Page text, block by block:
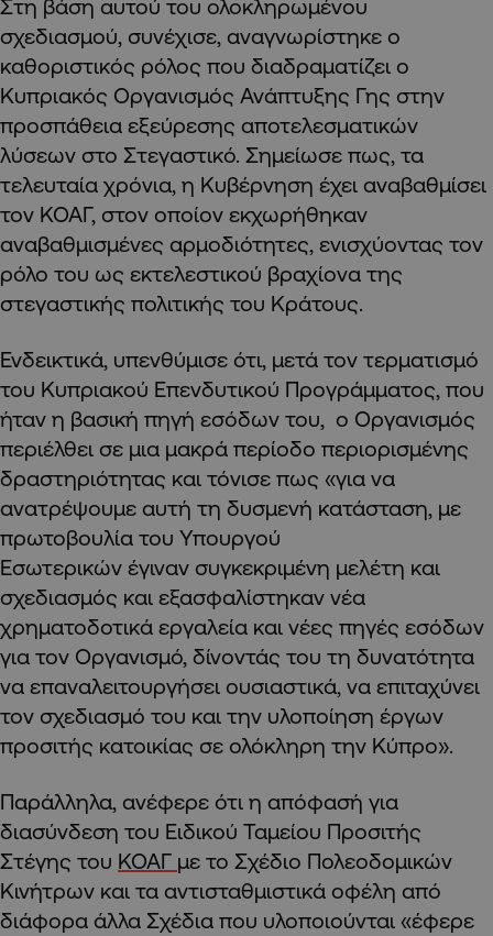
Στη βάση αυτού του ολοκληρωμένου
σχεδιασμού, συνέχισε, αναγνωρίστηκε ο
καθοριστικός ρόλος που διαδραματίζει ο
Κυπριακός Οργανισμός Ανάπτυξης Γης στην
προσπάθεια εξεύρεσης αποτελεσματικών
λύσεων στο Στεγαστικό. Σημείωσε πως, τα
τελευταία χρόνια, η Κυβέρνηση έχει αναβαθμίσει
τον ΚΟΑΓ, στον οποίον εκχωρήθηκαν
αναβαθμισμένες αρμοδιότητες, ενισχύοντας τον
ρόλο του ως εκτελεστικού βραχίονα της
στεγαστικής πολιτικής του Κράτους.
Ενδεικτικά, υπενθύμισε ότι, μετά τον τερματισμό
του Κυπριακού Επενδυτικού Προγράμματος, που
ήταν η βασική πηγή εσόδων του, ο Οργανισμός
περιέλθει σε μια μακρά περίοδο περιορισμένης
δραστηριότητας και τόνισε πως «για να
ανατρέψουμε αυτή τη δυσμενή κατάσταση, με
πρωτοβουλία του Υπουργού
Εσωτερικών έγιναν συγκεκριμένη μελέτη και
σχεδιασμός και εξασφαλίστηκαν νέα
χρηματοδοτικά εργαλεία και νέες πηγές εσόδων
για τον Οργανισμό, δίνοντάς του τη δυνατότητα
να επαναλειτουργήσει ουσιαστικά, να επιταχύνει
τον σχεδιασμό του και την υλοποίηση έργων
προσιτής κατοικίας σε ολόκληρη την Κύπρο».
Παράλληλα, ανέφερε ότι η απόφασή για
διασύνδεση του Ειδικού Ταμείου Προσιτής
Στέγης του ΚΟΑΓ με το Σχέδιο Πολεοδομικών
Κινήτρων και τα αντισταθμιστικά οφέλη από
διάφορα άλλα Σχέδια που υλοποιούνται «έφερε